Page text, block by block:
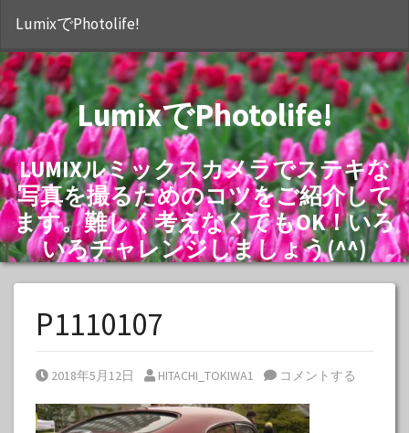
LumixでPhotolife!
LumixでPhotolife!
LUMIXルミックスカメラでステキな
写真を撮るためのコツをご紹介して
ます。難しく考えなくてもOK！いろ
いろチャレンジしましょう(^^)
P1110107
Posted on
2018年5月12日 Posted by
HITACHI_TOKIWA1 コメントする